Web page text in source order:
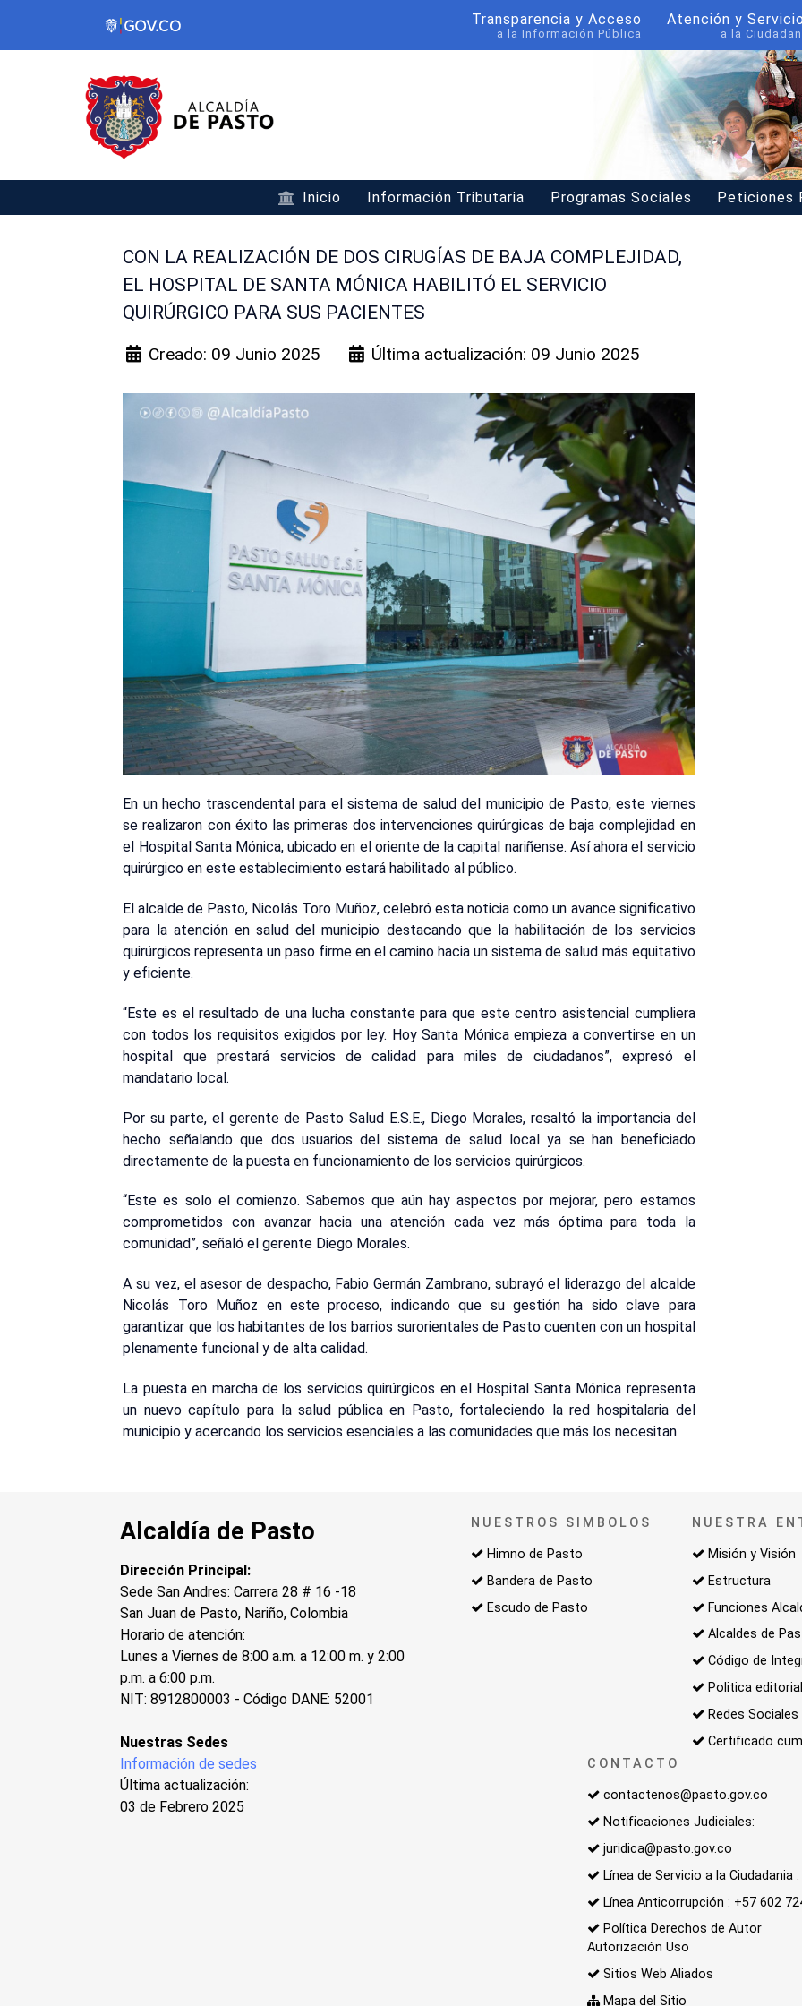
Transparencia y Acceso
a la Información Pública
Atención y
a la
Inicio Información Tributaria Programas Sociales Peticiones
CON LA REALIZACIÓN DE DOS CIRUGÍAS DE BAJA COMPLEJIDAD,
EL HOSPITAL DE SANTA MÓNICA HABILITÓ EL SERVICIO
QUIRÚRGICO PARA SUS PACIENTES
Creado: 09 Junio 2025 Última actualización: 09 Junio 2025
En un hecho trascendental para el sistema de salud del municipio de Pasto, este viernes
se realizaron con éxito las primeras dos intervenciones quirúrgicas de baja complejidad en
el Hospital Santa Mónica, ubicado en el oriente de la capital nariñense. Así ahora el servicio
quirúrgico en este establecimiento estará habilitado al público.
El alcalde de Pasto, Nicolás Toro Muñoz, celebró esta noticia como un avance significativo
para la atención en salud del municipio destacando que la habilitación de los servicios
quirúrgicos representa un paso firme en el camino hacia un sistema de salud más equitativo
y eficiente.
“Este es el resultado de una lucha constante para que este centro asistencial cumpliera
con todos los requisitos exigidos por ley. Hoy Santa Mónica empieza a convertirse en un
hospital que prestará servicios de calidad para miles de ciudadanos”, expresó el
mandatario local.
Por su parte, el gerente de Pasto Salud E.S.E., Diego Morales, resaltó la importancia del
hecho señalando que dos usuarios del sistema de salud local ya se han beneficiado
directamente de la puesta en funcionamiento de los servicios quirúrgicos.
“Este es solo el comienzo. Sabemos que aún hay aspectos por mejorar, pero estamos
comprometidos con avanzar hacia una atención cada vez más óptima para toda la
comunidad”, señaló el gerente Diego Morales.
A su vez, el asesor de despacho, Fabio Germán Zambrano, subrayó el liderazgo del alcalde
Nicolás Toro Muñoz en este proceso, indicando que su gestión ha sido clave para
garantizar que los habitantes de los barrios surorientales de Pasto cuenten con un hospital
plenamente funcional y de alta calidad.
La puesta en marcha de los servicios quirúrgicos en el Hospital Santa Mónica representa
un nuevo capítulo para la salud pública en Pasto, fortaleciendo la red hospitalaria del
municipio y acercando los servicios esenciales a las comunidades que más los necesitan.
Alcaldía de Pasto
Dirección Principal:
Sede San Andres: Carrera 28 # 16 -18
San Juan de Pasto, Nariño, Colombia
Horario de atención:
Lunes a Viernes de 8:00 a.m. a 12:00 m. y 2:00
p.m. a 6:00 p.m.
NIT: 8912800003 - Código DANE: 52001
Nuestras Sedes
Información de sedes
Última actualización:
03 de Febrero 2025
NUESTROS SIMBOLOS
Himno de Pasto
Bandera de Pasto
Escudo de Pasto
NUESTRA
Misión y Visión
Estructura
Funciones
Alcaldes de
Código de
Politica editorial
Redes Sociales
Certificado
CONTACTO
contactenos@pasto.gov.co
Notificaciones Judiciales:
juridica@pasto.gov.co
Línea de Servicio a la Ciudadania
Línea Anticorrupción : +57 602
Política Derechos de Autor
Autorización Uso
Sitios Web Aliados
Mapa del Sitio